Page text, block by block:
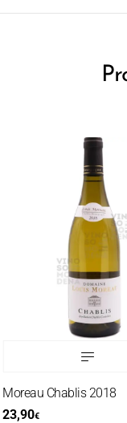
Chablis 2018
€